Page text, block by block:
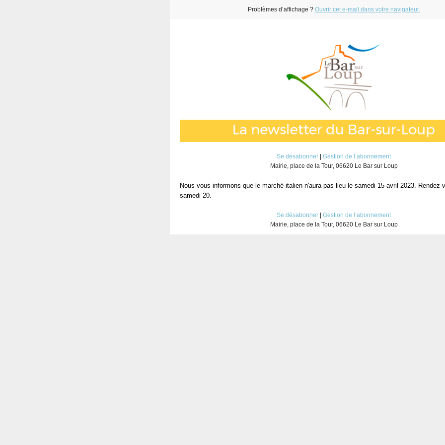
Problèmes d’affichage ? Ouvrir cet e-mail dans votre navigateur.
Se désabonner
Gestion de l’abonnement
Mairie, place de la Tour, 06620 Le Bar sur Loup
Nous vous informons que le marché italien n'aura pas lieu le samedi 15 avril 2023. Rendez-
samedi 20.
Se désabonner
Gestion de l’abonnement
Mairie, place de la Tour, 06620 Le Bar sur Loup